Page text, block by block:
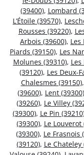
(39400), Lombard
L’Étoile (39570),
Rousses (39220),
Arbois (39600), Les
Piards (39150), Les
Molunes (39310), Les
(39120), Les Deux-
Chalesmes (39150),
(39600), Lent (39300)
(39260), Le Villey
(39300), Le Pin
(39300), Le Louverot
(39300), Le Frasnois
(39120), Le Chateley